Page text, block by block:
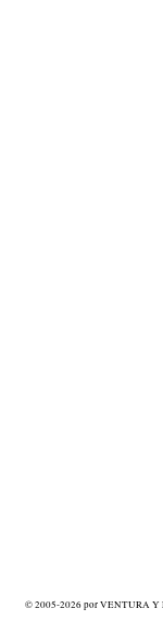
© 2005-2026 por VENTURA Y